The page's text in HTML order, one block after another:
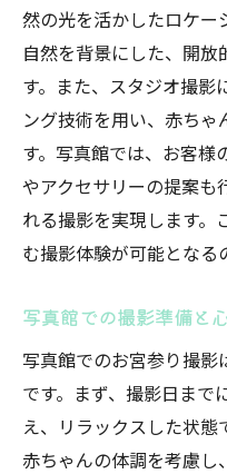
然の光を活かしたロケー
自然を背景にした、開
す。また、スタジオ撮影
ング技術を用い、赤ち
す。写真館では、お客様
やアクセサリーの提案も
れる撮影を実現します。
む撮影体験が可能となる
写真館での撮影準備と
写真館でのお宮参り撮
です。まず、撮影日まで
え、リラックスした状態
赤ちゃんの体調を考慮し